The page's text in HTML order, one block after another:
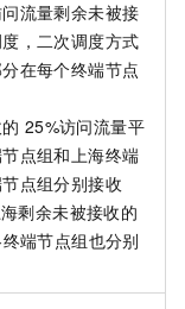
流量剩余未被接
，二次调度方式
在每个终端节点
25%访问流量平
点组和上海终端
点组分别接收
剩余未被接收的
端节点组也分别